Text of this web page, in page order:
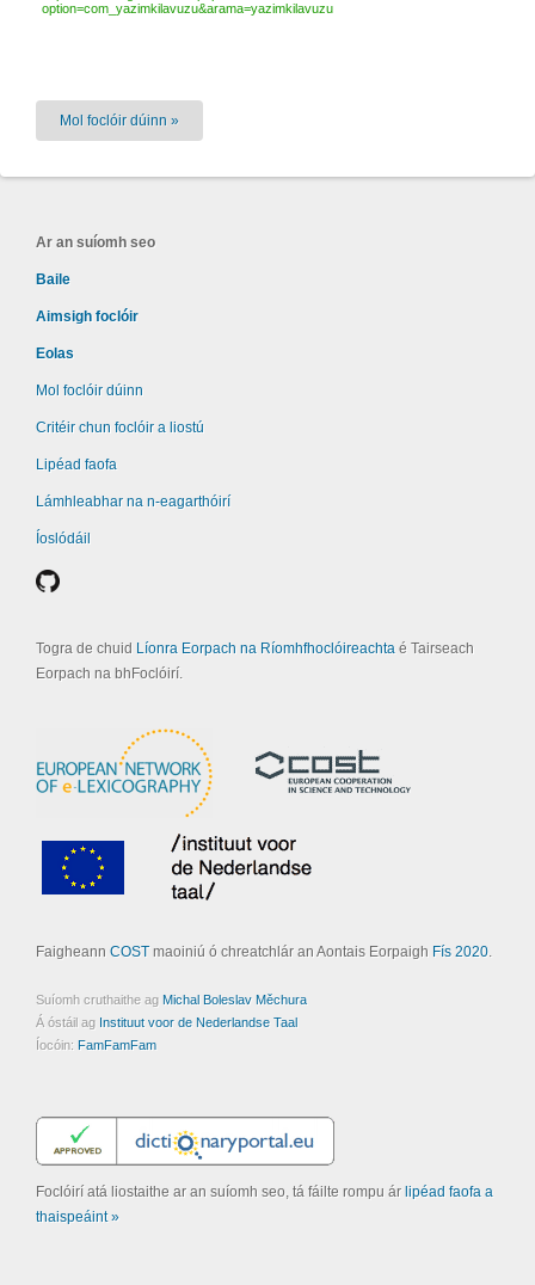
option=com_yazimkilavuzu&arama=yazimkilavuzu
Mol foclóir dúinn »
Ar an suíomh seo
Baile
Aimsigh foclóir
Eolas
Mol foclóir dúinn
Critéir chun foclóir a liostú
Lipéad faofa
Lámhleabhar na n-eagarthóirí
Íoslódáil
Togra de chuid Líonra Eorpach na Ríomhfhoclóireachta é Tairseach
Eorpach na bhFoclóirí.
Faigheann COSTmaoiniú ó chreatchlár an Aontais Eorpaigh Fís 2020.
Suíomh cruthaithe ag Michal Boleslav Měchura
Á óstáil ag Instituut voor de Nederlandse Taal
Íocóin: FamFamFam
Foclóirí atá liostaithe ar an suíomh seo, tá fáilte rompu ár lipéad faofa a
thaispeáint »